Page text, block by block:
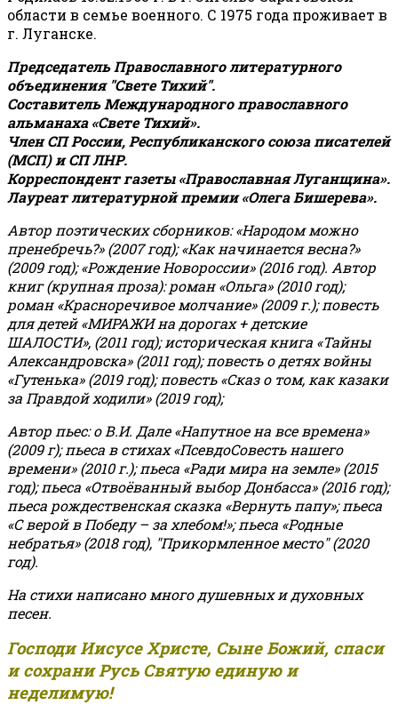
области в семье военного. С 1975 года проживает в
г. Луганске.
Председатель Православного литературного
объединения "Свете Тихий".
Составитель Международного православного
альманаха «Свете Тихий».
Член СП России, Республиканского союза писателей
(МСП) и СП ЛНР.
Корреспондент газеты «Православная Луганщина».
Лауреат литературной премии «Олега Бишерева».
Автор поэтических сборников: «Народом можно
пренебречь?» (2007 год); «Как начинается весна?»
(2009 год); «Рождение Новороссии» (2016 год). Автор
книг (крупная проза): роман «Ольга» (2010 год);
роман «Красноречивое молчание» (2009 г.); повесть
для детей «МИРАЖИ на дорогах + детские
ШАЛОСТИ», (2011 год); историческая книга «Тайны
Александровска» (2011 год); повесть о детях войны
«Гутенька» (2019 год); повесть «Сказ о том, как казаки
за Правдой ходили» (2019 год);
Автор пьес: о В.И. Дале «Напутное на все времена»
(2009 г); пьеса в стихах «ПсевдоСовесть нашего
времени» (2010 г.); пьеса «Ради мира на земле» (2015
год); пьеса «Отвоёванный выбор Донбасса» (2016 год);
пьеса рождественская сказка «Вернуть папу»; пьеса
«С верой в Победу – за хлебом!»;пьеса «Родные
небратья» (2018 год), "Прикормленное место" (2020
год).
На стихи написано много душевных и духовных
песен.
Господи Иисусе Христе, Сыне Божий, спаси
и сохрани Русь Святую единую и
неделимую!